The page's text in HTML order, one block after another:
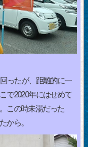
ったが、距離的に一
で2020年にはせめて
この時未湯だった
から。